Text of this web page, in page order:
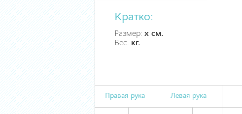
Кратко:
Размер: х см.
Вес: кг.
Правая рука Левая рука